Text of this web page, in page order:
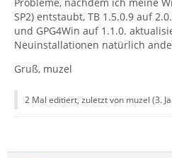
SP2) entstaubt, TB 1.5.0.9 auf
und GPG4Win auf 1.1.0.
Neuinstallationen natürlich
Gruß, muzel
2 Mal editiert, zuletzt von muzel (3.